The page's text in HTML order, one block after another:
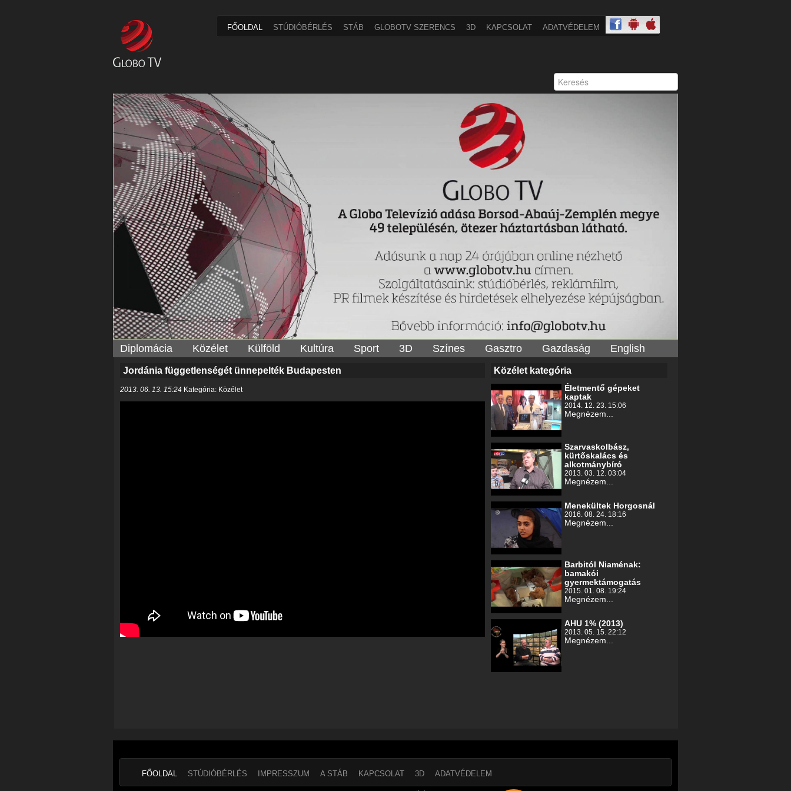
FŐOLDAL STÚDIÓBÉRLÉS STÁB GLOBOTV SZERENCS 3D KAPCSOLAT ADATVÉDELEM
Diplomácia Közélet Külföld Kultúra Sport 3D Színes Gasztro Gazdaság English
Jordánia függetlenségét ünnepelték Budapesten
2013. 06. 13. 15:24 Kategória: Közélet
Közélet kategória
Életmentő gépeket
kaptak
2014. 12. 23. 15:06
Megnézem...
Szarvaskolbász,
kürtőskalács és
alkotmánybíró
2013. 03. 12. 03:04
Megnézem...
Menekültek Horgosnál
2016. 08. 24. 18:16
Megnézem...
Barbitól Niaménak:
bamakói
gyermektámogatás
2015. 01. 08. 19:24
Megnézem...
AHU 1% (2013)
2013. 05. 15. 22:12
Megnézem...
FŐOLDAL STÚDIÓBÉRLÉS IMPRESSZUM A STÁB KAPCSOLAT 3D ADATVÉDELEM